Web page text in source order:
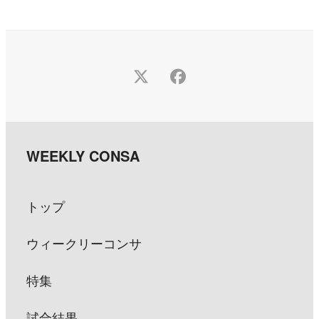
TwitterFacebook
トップ
ウィークリーコンサ
特集